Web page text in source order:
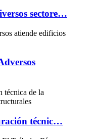
sectore…
técnic…